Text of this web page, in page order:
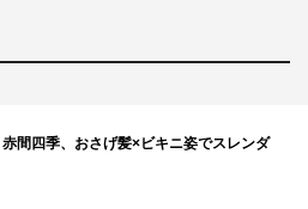
間四季、おさげ髪×ビキニ姿でスレンダ